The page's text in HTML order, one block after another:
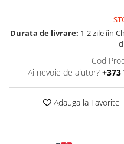
Accesorii si instrumente
Nada, momeala, aditivi
Pescuit la rapitor
Lansete la rapitor
Mulinete la rapitor
Durata de livrare: 1-2 zile iîn
Cod
Ai nevoie de ajutor? +373
Adauga la Favorite